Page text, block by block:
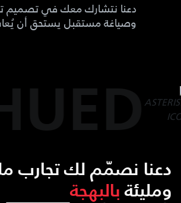
دعنا نتشارك معك في تصميم
وصياغة مستقبل يستحق أن
دعنا نصمّم لك تجارب
ومليئة بالبهجة